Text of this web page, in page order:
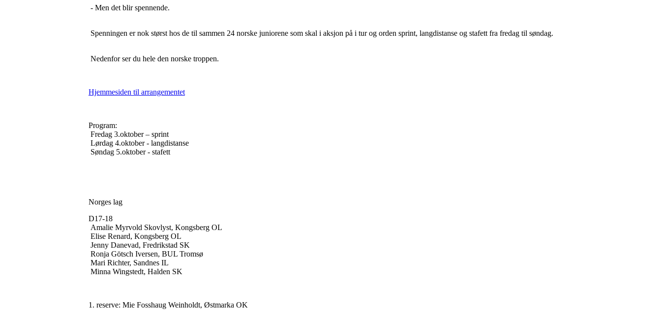
- Men det blir spennende.
Spenningen er nok størst hos de til sammen 24 norske juniorene som skal i aksjon på i tur og orden sprint, langdistanse og stafett fra fredag til søndag.
Nedenfor ser du hele den norske troppen.
Hjemmesiden til arrangementet
Program:
Fredag 3.oktober – sprint
Lørdag 4.oktober - langdistanse
Søndag 5.oktober - stafett
Norges lag
D17-18
Amalie Myrvold Skovlyst, Kongsberg OL
Elise Renard, Kongsberg OL
Jenny Danevad, Fredrikstad SK
Ronja Götsch Iversen, BUL Tromsø
Mari Richter, Sandnes IL
Minna Wingstedt, Halden SK
1. ‎reserve: Mie Fosshaug Weinholdt, Østmarka OK